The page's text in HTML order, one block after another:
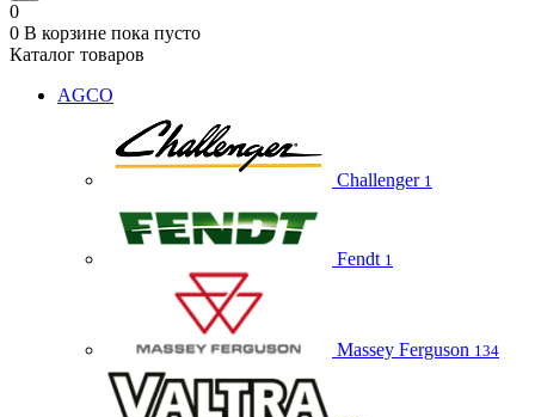
0
0 В корзине пока пусто
Каталог товаров
AGCO
Challenger 1
Fendt 1
Massey Ferguson 134